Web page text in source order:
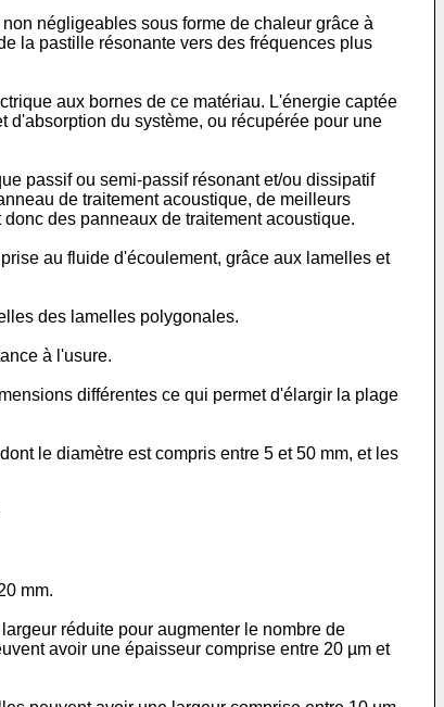
négligeables sous forme de chaleur grâce à
la pastille résonante vers des fréquences plus
aux bornes de ce matériau. L'énergie captée
d'absorption du système, ou récupérée pour une
passif ou semi-passif résonant et/ou dissipatif
de traitement acoustique, de meilleurs
des panneaux de traitement acoustique.
au fluide d'écoulement, grâce aux lamelles et
des lamelles polygonales.
à l'usure.
différentes ce qui permet d'élargir la plage
le diamètre est compris entre 5 et 50 mm, et les
mm.
réduite pour augmenter le nombre de
avoir une épaisseur comprise entre 20 µm et